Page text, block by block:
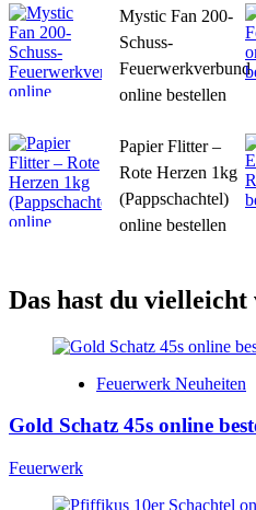
Mystic Fan 200-
Schuss-
Feuerwerkverbund
online bestellen
Papier Flitter –
Rote Herzen 1kg
(Pappschachtel)
online bestellen
Das hast du vielleicht
Feuerwerk Neuheiten
Gold Schatz 45s online
Feuerwerk